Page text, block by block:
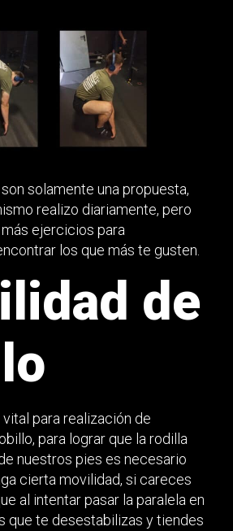
solamente una propuesta,
realizo diariamente, pero
ejercicios para
los que más te gusten.
de
para realización de
para lograr que la rodilla
nuestros pies es necesario
cierta movilidad, si careces
al intentar pasar la paralela en
que te desestabilizas y tiendes